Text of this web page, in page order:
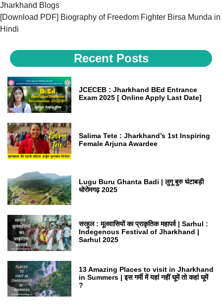
Jharkhand Blogs
[Download PDF] Biography of Freedom Fighter Birsa Munda in
Hindi
Recent Posts
JCECEB : Jharkhand BEd Entrance
Exam 2025 [ Online Apply Last Date]
Salima Tete : Jharkhand’s 1st Inspiring
Female Arjuna Awardee
Lugu Buru Ghanta Badi | लुगू बुरु घंटाबड़ी
धोरोमगढ़ 2025
सरहुल : मूलवासियों का प्राकृतिक महापर्व | Sarhul :
Indegenous Festival of Jharkhand |
Sarhul 2025
13 Amazing Places to visit in Jharkhand
in Summers | इस गर्मी में यहां नहीं घूमें तो कहां घूमें
?